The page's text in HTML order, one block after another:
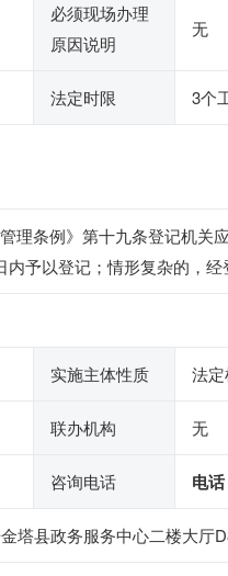
必须现场办理
原因说明
无
法定时限 3个
理条例》第十九条登记机
予以登记；情形复杂的，经
实施主体性质 法
联办机构 无
咨询电话 电话
塔县政务服务中心二楼大厅